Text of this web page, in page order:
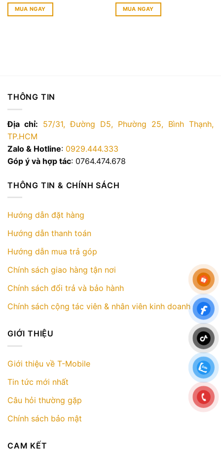
hạng5.00
5 sao
là:
1.400.000 ₫.
MUA NGAY
hạng5.00
5 sao
MUA NGAY
có
được
trên
sản
THÔNG TIN
Địa chỉ: 57/31, Đường D5, Phường 25, Bình Thạnh,
TP.HCM
Zalo & Hotline: 0929.444.333
Góp ý và hợp tác: 0764.474.678
THÔNG TIN & CHÍNH SÁCH
Hướng dẫn đặt hàng
Hướng dẫn thanh toán
Hướng dẫn mua trả góp
Chính sách giao hàng tận nơi
Chính sách đổi trả và bảo hành
Chính sách cộng tác viên & nhân viên kinh doanh
GIỚI THIỆU
Giới thiệu về T-Mobile
Tin tức mới nhất
Câu hỏi thường gặp
Chính sách bảo mật
CAM KẾT